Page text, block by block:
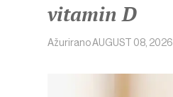
vitamin D
AžuriranoAUGUST 08, 2026